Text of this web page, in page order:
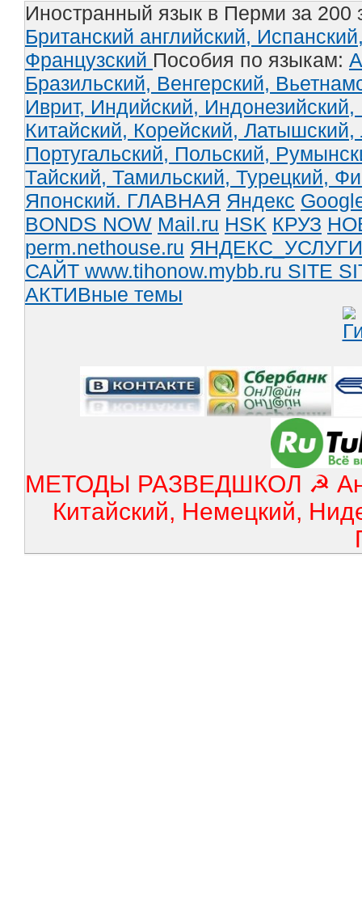
Иностранный язык в Перми за 200
Британский английский,
Французский Пособия по языкам:
Бразильский, Венгерский,
Иврит, Индийский, Индонезийский,
Китайский, Корейский, Латышский,
Португальский, Польский,
Тайский, Тамильский, Турецкий,
Японский. ГЛАВНАЯ Яндекс
BONDS NOW Mail.ru HSK КРУЗ
perm.nethouse.ru ЯНДЕКС_УСЛУГИ
САЙТ www.tihonow.mybb.ru SITE
АКТИВные темы
МЕТОДЫ РАЗВЕДШКОЛ ☭
Китайский, Немецкий,